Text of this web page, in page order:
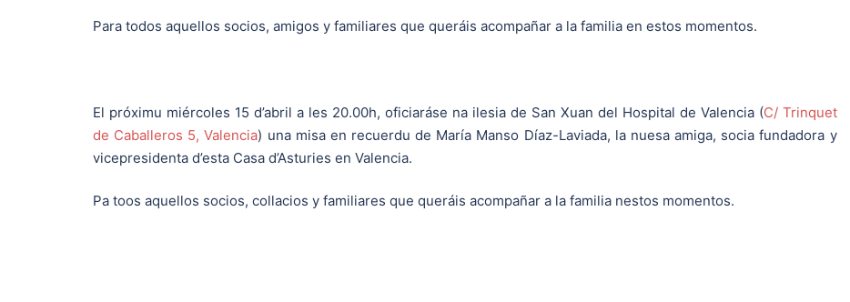
Para todos aquellos socios, amigos y familiares que queráis acompañar a la familia en estos momentos.
El próximu miércoles 15 d’abril a les 20.00h, oficiaráse na ilesia de San Xuan del Hospital de Valencia (C/ Trinquet
de Caballeros 5, Valencia) una misa en recuerdu de María Manso Díaz-Laviada, la nuesa amiga, socia fundadora y
vicepresidenta d’esta Casa d’Asturies en Valencia.
Pa toos aquellos socios, collacios y familiares que queráis acompañar a la familia nestos momentos.